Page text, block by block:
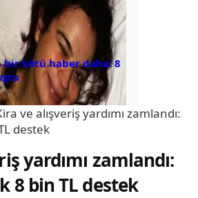
bir kötü haber daha: 8
ve alışveriş yardımı zamlandı:
destek
yardımı zamlandı:
8 bin TL destek